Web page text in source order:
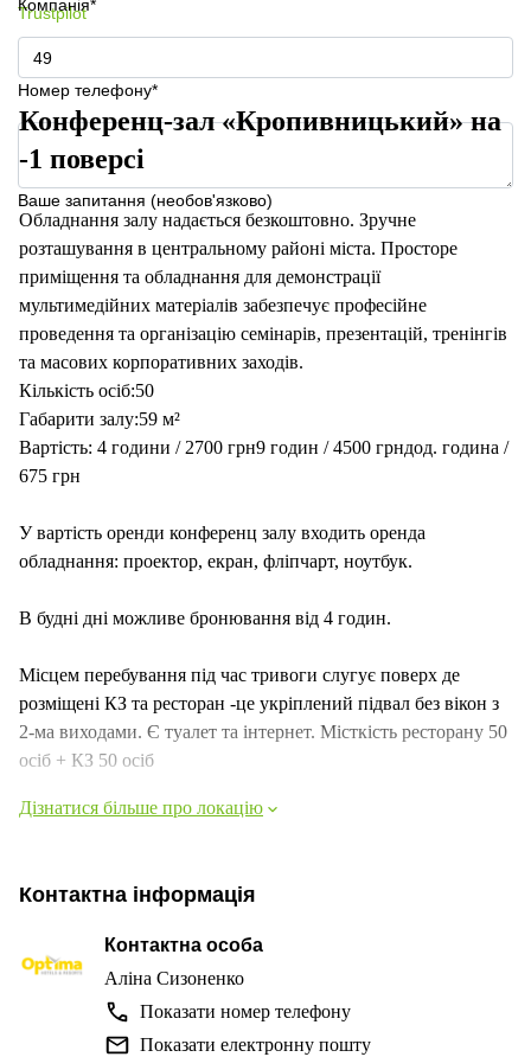
Компанія*
Номер телефону*
Ваше запитання (необов'язково)
Trustpilot
Конференц-зал «Кропивницький» на
-1 поверсі
Обладнання залу надається безкоштовно. Зручне
розташування в центральному районі міста. Просторе
приміщення та обладнання для демонстрації
мультимедійних матеріалів забезпечує професійне
проведення та організацію семінарів, презентацій, тренінгів
та масових корпоративних заходів.
Кількість осіб:50
Габарити залу:59 м²
Вартість: 4 години / 2700 грн9 годин / 4500 грндод. година /
675 грн
У вартість оренди конференц залу входить оренда
обладнання: проектор, екран, фліпчарт, ноутбук.
В будні дні можливе бронювання від 4 годин.
Місцем перебування під час тривоги слугує поверх де
розміщені КЗ та ресторан -це укріплений підвал без вікон з
2-ма виходами. Є туалет та інтернет. Місткість ресторану 50
осіб + КЗ 50 осіб
Дізнатися більше про локацію
Контактна інформація
Контактна особа
Аліна Сизоненко
Показати номер телефону
Показати електронну пошту